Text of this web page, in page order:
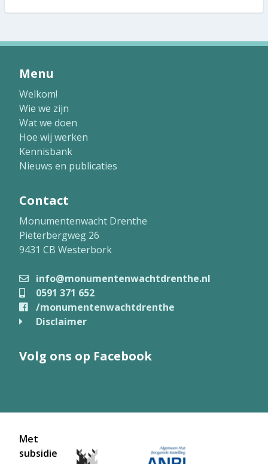
Menu
Welkom!
Wie we zijn
Wat we doen
Hoe wij werken
Kennisbank
Nieuws en publicaties
Contact
Monumentenwacht Drenthe
Pieterbergweg 26
9431 CB Westerbork
info@monumentenwachtdrenthe.nl
0591 371 652
/monumentenwachtdrenthe
Disclaimer
Volg ons op Facebook
Met
subsidie